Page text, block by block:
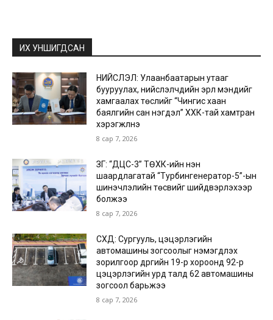
ИХ УНШИГДСАН
НИЙСЛЭЛ: Улаанбаатарын утааг
бууруулах, нийслэлчүүдийн эрүүл мэндийг
хамгаалах төслийг “Чингис хаан
баялгийн сан нэгдэл” ХХК-тай хамтран
хэрэгжүүлнэ
8 сар 7, 2026
ЗГ: “ДЦС-3” ТӨХК-ийн нэн
шаардлагатай “Турбингенератор-5”-ын
шинэчлэлийн төсвийг шийдвэрлэхээр
болжээ
8 сар 7, 2026
СХД: Сургууль, цэцэрлэгийн
автомашины зогсоолыг нэмэгдүүлэх
зорилгоор дүүргийн 19-р хороонд 92-р
цэцэрлэгийн урд талд 62 автомашины
зогсоол барьжээ
8 сар 7, 2026